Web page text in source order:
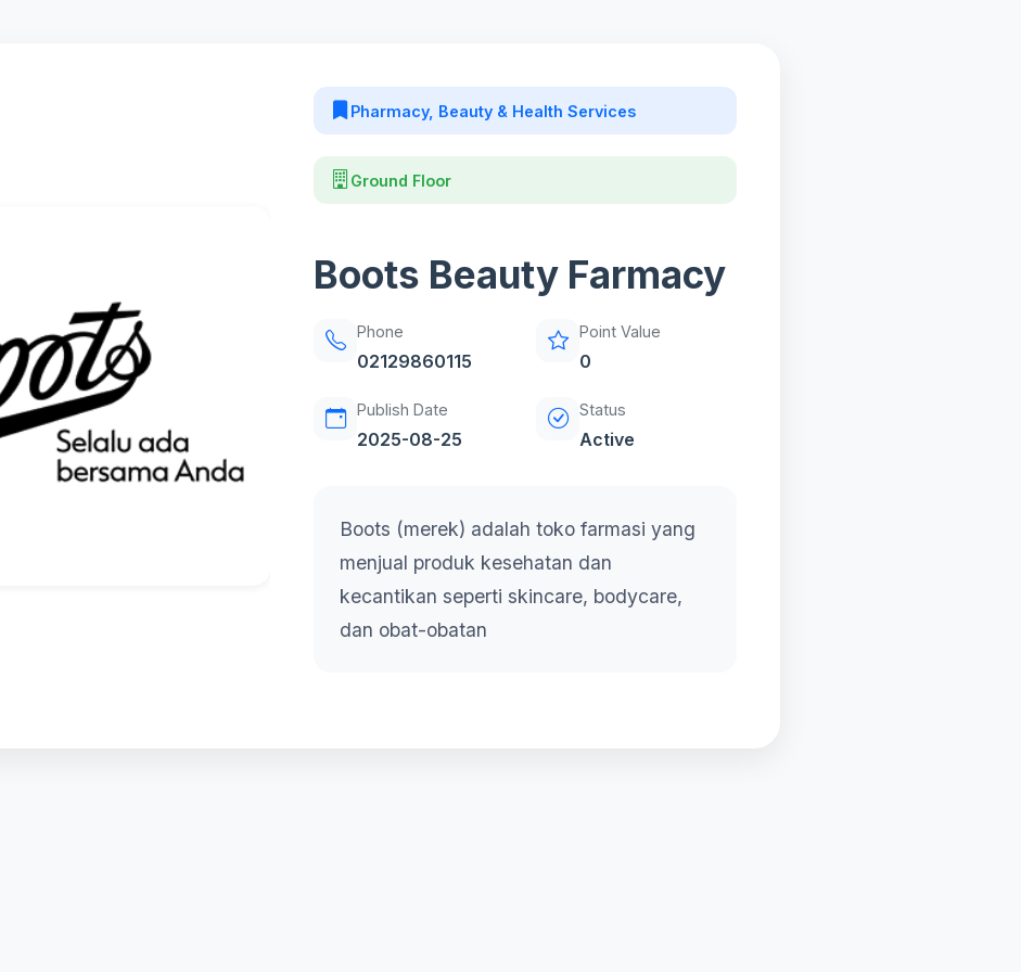
Pharmacy, Beauty & Health Services
Ground Floor
Boots Beauty Farmacy
Phone
02129860115
Point Value
0
Publish Date
2025-08-25
Status
Active
Boots (merek) adalah toko farmasi yang
menjual produk kesehatan dan
kecantikan seperti skincare, bodycare,
dan obat-obatan